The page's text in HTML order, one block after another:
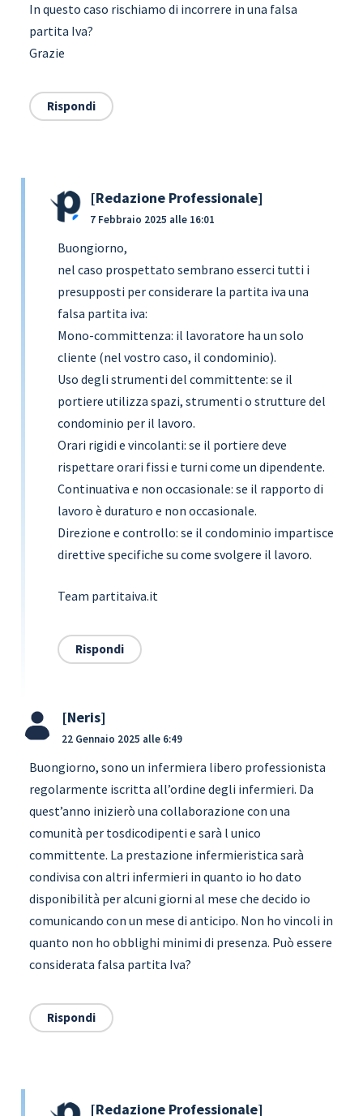
In questo caso rischiamo di incorrere in una falsa
partita Iva?
Grazie
Rispondi
Redazione Professionale
7 Febbraio 2025 alle 16:01
Buongiorno,
nel caso prospettato sembrano esserci tutti i
presupposti per considerare la partita iva una
falsa partita iva:
Mono-committenza: il lavoratore ha un solo
cliente (nel vostro caso, il condominio).
Uso degli strumenti del committente: se il
portiere utilizza spazi, strumenti o strutture del
condominio per il lavoro.
Orari rigidi e vincolanti: se il portiere deve
rispettare orari fissi e turni come un dipendente.
Continuativa e non occasionale: se il rapporto di
lavoro è duraturo e non occasionale.
Direzione e controllo: se il condominio impartisce
direttive specifiche su come svolgere il lavoro.
Team partitaiva.it
Rispondi
Neris
22 Gennaio 2025 alle 6:49
Buongiorno, sono un infermiera libero professionista
regolarmente iscritta all’ordine degli infermieri. Da
quest’anno inizierò una collaborazione con una
comunità per tosdicodipenti e sarà l unico
committente. La prestazione infermieristica sarà
condivisa con altri infermieri in quanto io ho dato
disponibilità per alcuni giorni al mese che decido io
comunicando con un mese di anticipo. Non ho vincoli in
quanto non ho obblighi minimi di presenza. Può essere
considerata falsa partita Iva?
Rispondi
Redazione Professionale